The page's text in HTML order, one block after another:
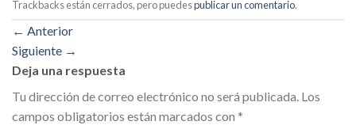
Trackbacks están cerrados, pero puedespublicar un comentario.
← Anterior
Siguiente →
Deja una respuesta
Tu dirección de correo electrónico no será publicada. Los
campos obligatorios están marcados con *